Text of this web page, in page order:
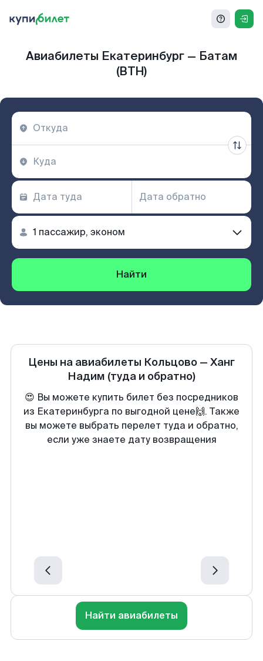
Авиабилеты Екатеринбург — Батам
(BTH)
Найти
Цены на авиабилеты Кольцово — Ханг
Надим (туда и обратно)
😍 Вы можете купить билет без посредников
из Екатеринбурга по выгодной цене🙌. Также
вы можете выбрать перелет туда и обратно,
если уже знаете дату возвращения
Найти авиабилеты